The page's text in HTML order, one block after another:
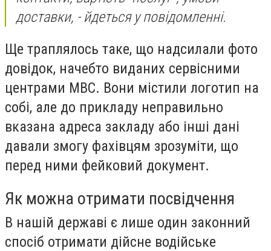
доставки, - йдеться у повідомленні.
Ще траплялось таке, що надсилали фото
довідок, начебто виданих сервісними
центрами МВС. Вони містили логотип на
собі, але до прикладу неправильно
вказана адреса закладу або інші дані
давали змогу фахівцям зрозуміти, що
перед ними фейковий документ.
Як можна отримати посвідчення
В нашій державі є лише один законний
спосіб отримати дійсне водійське